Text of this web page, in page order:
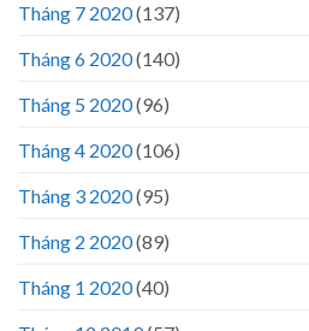
Tháng 7 2020(137)
Tháng 6 2020(140)
Tháng 5 2020(96)
Tháng 4 2020(106)
Tháng 3 2020(95)
Tháng 2 2020(89)
Tháng 1 2020(40)